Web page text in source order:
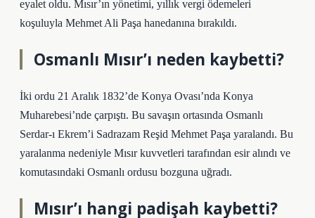
eyalet oldu. Mısır’ın yönetimi, yıllık vergi ödemeleri
koşuluyla Mehmet Ali Paşa hanedanına bırakıldı.
Osmanlı Mısır’ı neden kaybetti?
İki ordu 21 Aralık 1832’de Konya Ovası’nda Konya
Muharebesi’nde çarpıştı. Bu savaşın ortasında Osmanlı
Serdar-ı Ekrem’i Sadrazam Reşid Mehmet Paşa yaralandı. Bu
yaralanma nedeniyle Mısır kuvvetleri tarafından esir alındı ​​ve
komutasındaki Osmanlı ordusu bozguna uğradı.
Mısır’ı hangi padişah kaybetti?